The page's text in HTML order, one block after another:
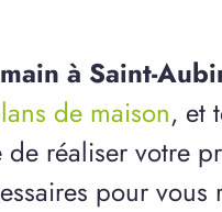
à Saint-
de maison, et
de réaliser votre
pour vous